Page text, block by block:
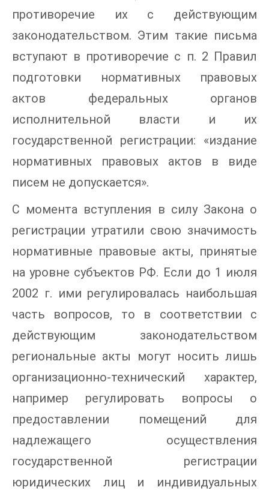
противоречие их с действующим
законодательством. Этим такие письма
вступают в противоречие с п. 2 Правил
подготовки нормативных правовых
актов федеральных органов
исполнительной власти и их
государственной регистрации: «издание
нормативных правовых актов в виде
писем не допускается».
С момента вступления в силу Закона о
регистрации утратили свою значимость
нормативные правовые акты, принятые
на уровне субъектов РФ. Если до 1 июля
2002 г. ими регулировалась наибольшая
часть вопросов, то в соответствии с
действующим законодательством
региональные акты могут носить лишь
организационно-технический характер,
например регулировать вопросы о
предоставлении помещений для
надлежащего осуществления
государственной регистрации
юридических лиц и индивидуальных